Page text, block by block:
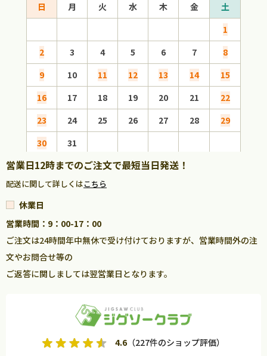
日 月 火 水 木 金
土
1
2
3 4 5 6 7
8
9
10 11 12 13 14
15
16
17 18 19 20 21
22
23
24 25 26 27 28
29
30
31
営業日12時までのご注文で最短当日発送！
配送に関して詳しくはこちら
休業日
営業時間：9：00-17：00
ご注文は24時間年中無休で受け付けておりますが、営業時間外の注
文やお問合せ等の
ご返答に関しましては翌営業日となります。
4.6 （227件のショップ評価）